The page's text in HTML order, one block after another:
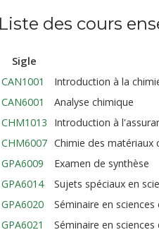
Liste des cours
Sigle
CAN1001
Introduction à la
CAN6001
Analyse chimique
CHM1013
Introduction à
CHM6007 Chimie des matériaux
GPA6009
Examen de synthèse
GPA6014
Sujets spéciaux en
GPA6020
Séminaire en
GPA6021
Séminaire en